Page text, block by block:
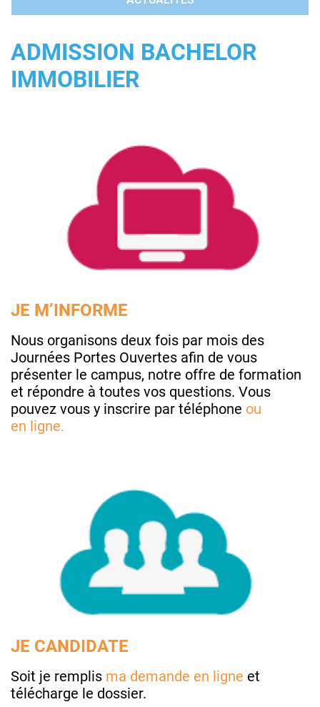
ADMISSION BACHELOR
IMMOBILIER
JE M’INFORME
Nous organisons deux fois par mois des
Journées Portes Ouvertes afin de vous
présenter le campus, notre offre de formation
et répondre à toutes vos questions. Vous
pouvez vous y inscrire par téléphone ou
en ligne.
JE CANDIDATE
Soit je remplis ma demande en ligne et
télécharge le dossier.